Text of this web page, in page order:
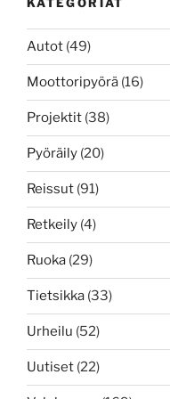
KATEGORIAT
Autot (49)
Moottoripyörä (16)
Projektit (38)
Pyöräily (20)
Reissut (91)
Retkeily (4)
Ruoka (29)
Tietsikka (33)
Urheilu (52)
Uutiset (22)